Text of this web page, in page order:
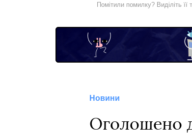
Помітили помилку? Виділіть її
Новини
Оголошено